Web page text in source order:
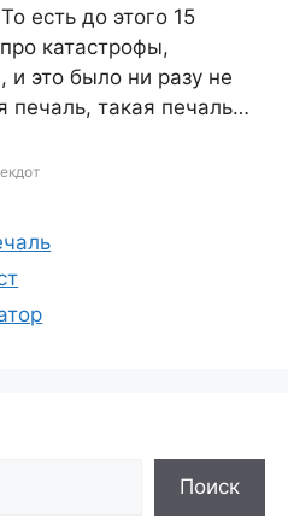
есть до этого 15
катастрофы,
и это было ни разу не
печаль, такая печаль…
Поиск